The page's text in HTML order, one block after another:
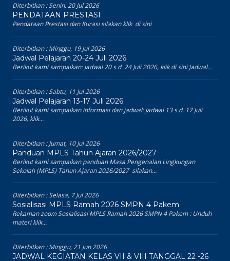
Diterbitkan :Senin, 20 Jul 2026
PENDATAAN PRESTASI
Pendataan Prestasi dan Kurasi silakan klik di sini
Diterbitkan :Minggu, 19 Jul 2026
Jadwal Pelajaran 20-24 Juli 2026
Berikut kami sampaikan: Jadwal 20 s.d. 24 Juli 2026, klik di sini Jadwal...
Diterbitkan :Sabtu, 11 Jul 2026
Jadwal Pelajaran 13-17 Juli 2026
Berikut kami sampaikan informasi dan jadwal: Jadwal 13 s.d. 17 Juli
2026, klik...
Diterbitkan :Jumat, 10 Jul 2026
Panduan MPLS Tahun Ajaran 2026/2027
Berikut kami sampaikan panduan Masa Pengenalan Lingkungan
Sekolah (MPLS) Tahun Ajaran 2026/2027 silakan...
Diterbitkan :Selasa, 7 Jul 2026
Sosialisasi MPLS Ramah 2026 SMPN 4 Pakem
Rekaman zoom Sosialisasi MPLS Ramah 2026 SMPN 4 Pakem : Unduh
materi klik...
Diterbitkan :Minggu, 21 Jun 2026
JADWAL KEGIATAN KELAS VII & VIII TANGGAL 22 -26